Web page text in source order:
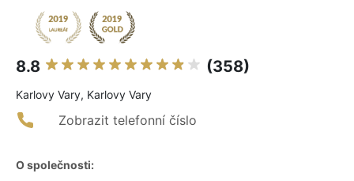
8.8 (358)
Karlovy Vary, Karlovy Vary
Zobrazit telefonní číslo
O společnosti: